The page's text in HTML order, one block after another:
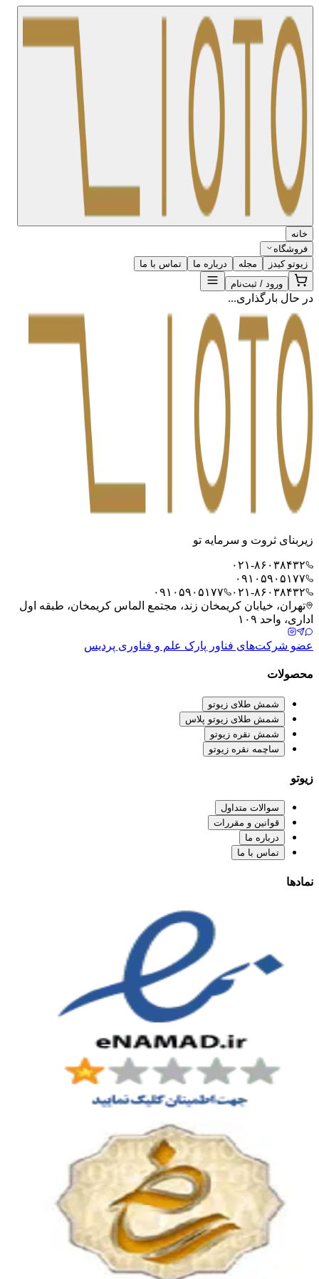
خانه
فروشگاه
زیوتو کیدز
مجله درباره ما
تماس با ما
ورود / ثبت‌نام
در حال بارگذاری...
زیربنای ثروت و سرمایه تو
۰۲۱-۸۶۰۳۸۴۳۲
۰۹۱۰۵۹۰۵۱۷۷
۰۲۱-۸۶۰۳۸۴۳۲
۰۹۱۰۵۹۰۵۱۷۷
تهران، خیابان کریمخان زند، مجتمع الماس کریمخان، طبقه اول
اداری، واحد ۱۰۹
عضو شرکت‌های فناور پارک علم و فناوری پردیس
محصولات
شمش طلای زیوتو
شمش طلای زیوتو پلاس
شمش نقره زیوتو
ساچمه نقره زیوتو
زیوتو
سوالات متداول
قوانین و مقررات
درباره ما
تماس با ما
نمادها